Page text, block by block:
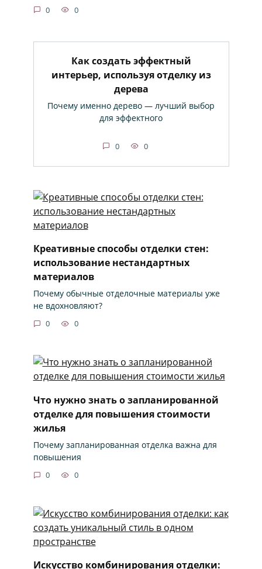
0 0
Как создать эффектный
интерьер, используя отделку из
дерева
Почему именно дерево — лучший выбор
для эффектного
0 0
Креативные способы отделки стен:
использование нестандартных
материалов
Почему обычные отделочные материалы уже
не вдохновляют?
0 0
Что нужно знать о запланированной
отделке для повышения стоимости
жилья
Почему запланированная отделка важна для
повышения
0 0
Искусство комбинирования отделки: